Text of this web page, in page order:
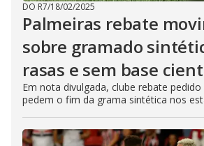
DO R7/18/02/2025
Palmeiras rebate
sobre gramado
rasas e sem base
Em nota divulgada, clube rebate
pedem o fim da grama sintética nos